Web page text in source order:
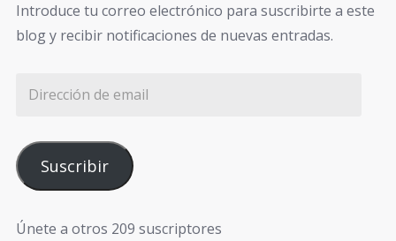
Introduce tu correo electrónico para suscribirte a este
blog y recibir notificaciones de nuevas entradas.
Suscribir
Únete a otros 209 suscriptores